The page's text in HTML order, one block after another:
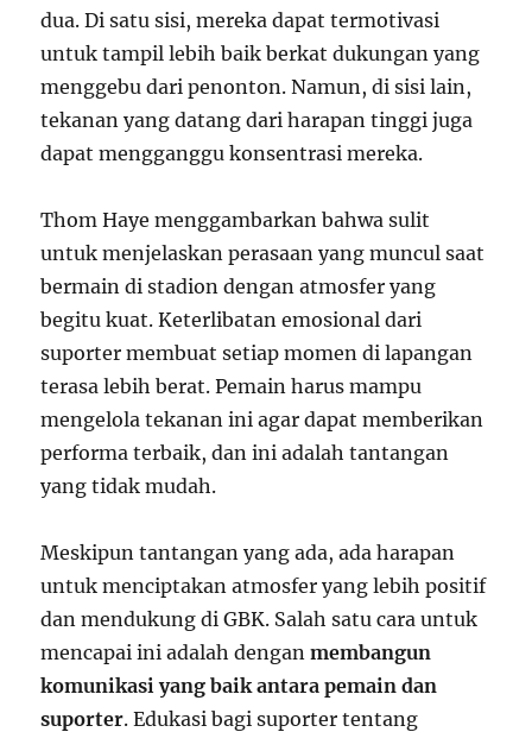
dua. Di satu sisi, mereka dapat termotivasi
untuk tampil lebih baik berkat dukungan yang
menggebu dari penonton. Namun, di sisi lain,
tekanan yang datang dari harapan tinggi juga
dapat mengganggu konsentrasi mereka.
Thom Haye menggambarkan bahwa sulit
untuk menjelaskan perasaan yang muncul saat
bermain di stadion dengan atmosfer yang
begitu kuat. Keterlibatan emosional dari
suporter membuat setiap momen di lapangan
terasa lebih berat. Pemain harus mampu
mengelola tekanan ini agar dapat memberikan
performa terbaik, dan ini adalah tantangan
yang tidak mudah.
Meskipun tantangan yang ada, ada harapan
untuk menciptakan atmosfer yang lebih positif
dan mendukung di GBK. Salah satu cara untuk
mencapai ini adalah denganmembangun
komunikasi yang baik antara pemain dan
suporter. Edukasi bagi suporter tentang